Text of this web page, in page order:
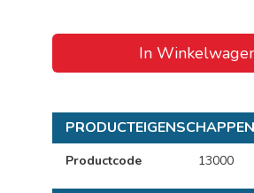
In
PRODUCTEIGENSCHAPPEN
Productcode 13000